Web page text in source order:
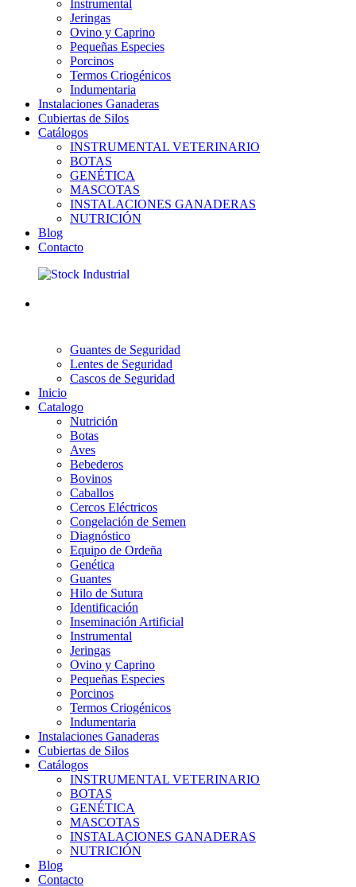
Instrumental
Jeringas
Ovino y Caprino
Pequeñas Especies
Porcinos
Termos Criogénicos
Indumentaria
Instalaciones Ganaderas
Cubiertas de Silos
Catálogos
INSTRUMENTAL VETERINARIO
BOTAS
GENÉTICA
MASCOTAS
INSTALACIONES GANADERAS
NUTRICIÓN
Blog
Contacto
Guantes de Seguridad
Lentes de Seguridad
Cascos de Seguridad
Inicio
Catalogo
Nutrición
Botas
Aves
Bebederos
Bovinos
Caballos
Cercos Eléctricos
Congelación de Semen
Diagnóstico
Equipo de Ordeña
Genética
Guantes
Hilo de Sutura
Identificación
Inseminación Artificial
Instrumental
Jeringas
Ovino y Caprino
Pequeñas Especies
Porcinos
Termos Criogénicos
Indumentaria
Instalaciones Ganaderas
Cubiertas de Silos
Catálogos
INSTRUMENTAL VETERINARIO
BOTAS
GENÉTICA
MASCOTAS
INSTALACIONES GANADERAS
NUTRICIÓN
Blog
Contacto